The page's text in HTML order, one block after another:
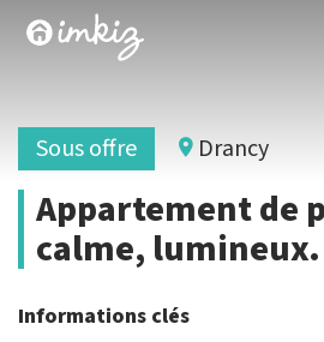
Sous offre Drancy
Appartement de
calme, lumineux.
Informations clés